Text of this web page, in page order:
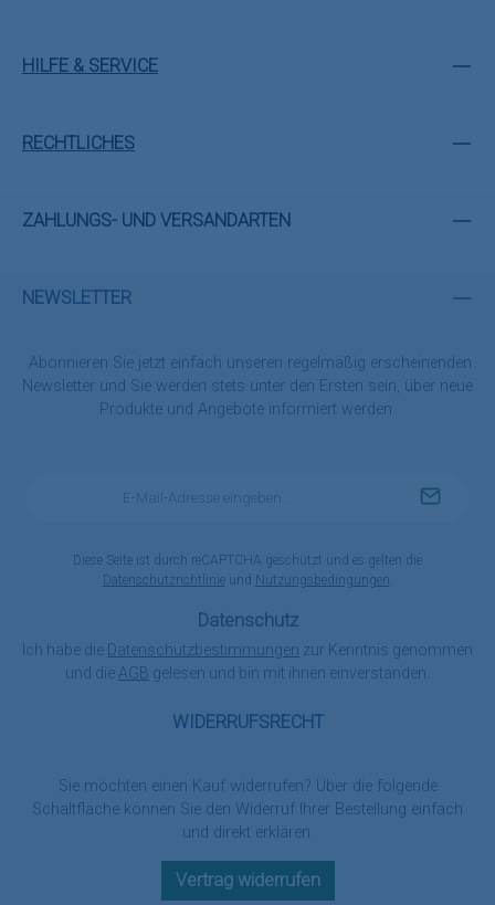
HILFE & SERVICE
RECHTLICHES
ZAHLUNGS- UND VERSANDARTEN
WIDERRUFSRECHT
Sie möchten einen Kauf widerrufen? Über die folgende
Schaltfläche können Sie den Widerruf Ihrer Bestellung einfach
und direkt erklären.
Vertrag widerrufen
NEWSLETTER
Abonnieren Sie jetzt einfach unseren regelmäßig erscheinenden
Newsletter und Sie werden stets unter den Ersten sein, über neue
Produkte und Angebote informiert werden.
Diese Seite ist durch reCAPTCHA geschützt und es gelten die
Datenschutzrichtlinieund Nutzungsbedingungen
Datenschutz
Ich habe die Datenschutzbestimmungen zur Kenntnis genommen
und die AGB gelesen und bin mit ihnen einverstanden.